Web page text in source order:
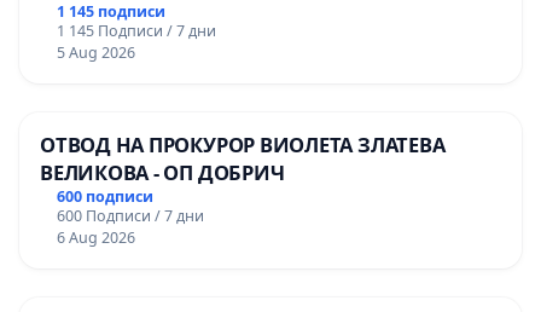
гимназия по промишлени технологии в
Професионалната гимназия по икономика и
мениджмънт – гр. Пазарджик
1 145 подписи
1 145 Подписи / 7 дни
5 Aug 2026
ОТВОД НА ПРОКУРОР ВИОЛЕТА ЗЛАТЕВА
ВЕЛИКОВА - ОП ДОБРИЧ
600 подписи
600 Подписи / 7 дни
6 Aug 2026